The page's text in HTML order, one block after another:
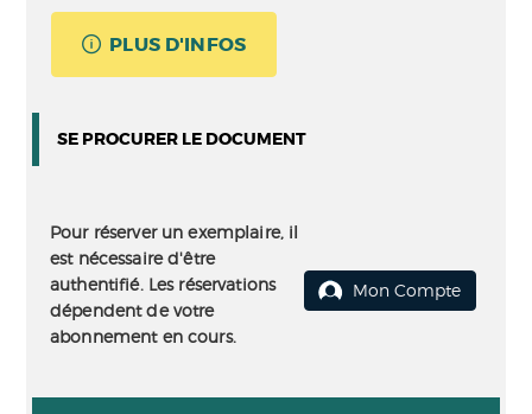
PLUS D'INFOS
SE PROCURER LE DOCUMENT
Pour réserver un exemplaire, il
est nécessaire d'être
authentifié. Les réservations
dépendent de votre
abonnement en cours.
Mon Compte